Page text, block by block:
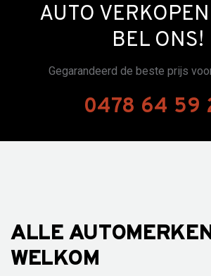
AUTO
BEL ONS!
Gegarandeerd de beste prijs
0478 64 59
ALLE
WELKOM